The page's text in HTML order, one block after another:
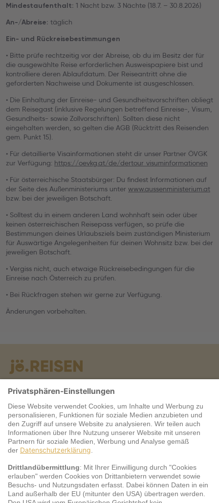
Mindestaufenthalt: 1 Nacht bzw. 3 Nächte (18.7. – 30.8.2026)
An-/Abreise: täglich
Ein- und Rückreisebestimmungen
• Bitte prüfe rechtzeitig vor der Abreise, ob du im Besitz der für
die ausgewählte Reise erforderlichen Ausweispapiere bist und
kontrolliere deren Ablaufdatum. Der Reiseantritt ohne die
geforderten Nachweise und Dokumente ist ausgeschlossen.
• Die Einhaltung der Einreise- und Gesundheitsvorschriften obliegt
dem Reisegast (inklusive Regelungen betreffend Einreise-, Visum,
Gesundheits- sowie Zollvorschriften). Sollten diese nicht
eingehalten werden, so gelten die AGB (Rücktritt des Reisenden
gem. Punkt 15).
• Für detaillierte Visainformationen steht dir unser Partner ÖVGK
zur Verfügung: https://oevkg.at/de/dertour_visuminformationen
• Für österreichische Staatsbürger: Du findest Informationen auf
der Seite des Außenministeriums unter www.aussenministerium.at
bzw. bei der jeweiligen Botschaft.
• Solltest du in einem anderen Land wohnhaft sein oder über
keinen österreichischen Reisepass verfügen, so prüfe die
Bestimmungen deines Urlaubsziels beim zuständigen Ministerium
für Auswärtige Angelegenheiten für deinen Wohnsitz bzw. bei der
jeweiligen Botschaft.
• Vergiss nicht, auch etwaige Rückreisebedingungen für die
Einreise nach Österreich zu prüfen.
• Bei Rückfragen stehen wir gerne zur Verfügung.
Änderungen vorbehalten.
Warum jö?
Service
jö Bonus Club Partner